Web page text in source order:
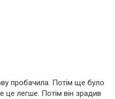
пробачила. Потім ще було
легше. Потім він зрадив